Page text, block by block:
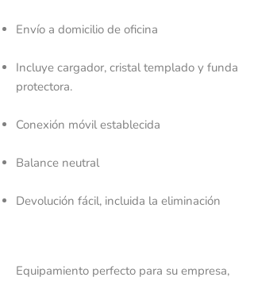
Envío a domicilio de oficina
Incluye cargador, cristal templado y funda
protectora.
Conexión móvil establecida
Balance neutral
Devolución fácil, incluida la eliminación
Equipamiento perfecto para su empresa,